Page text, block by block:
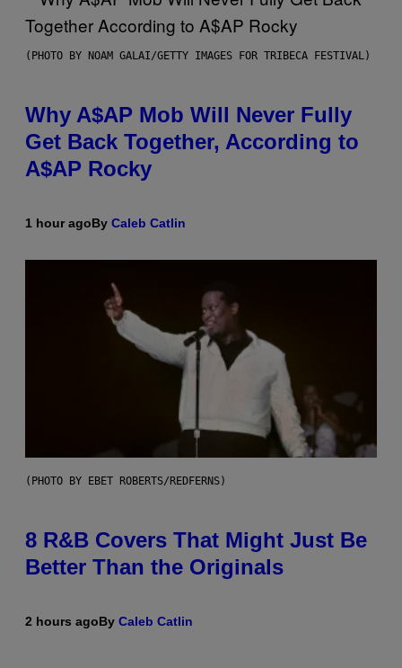
(PHOTO BY NOAM GALAI/GETTY IMAGES FOR TRIBECA FESTIVAL)
Why A$AP Mob Will Never Fully
Get Back Together, According to
A$AP Rocky
1 hour agoBy Caleb Catlin
(PHOTO BY EBET ROBERTS/REDFERNS)
8 R&B Covers That Might Just Be
Better Than the Originals
2 hours agoBy Caleb Catlin